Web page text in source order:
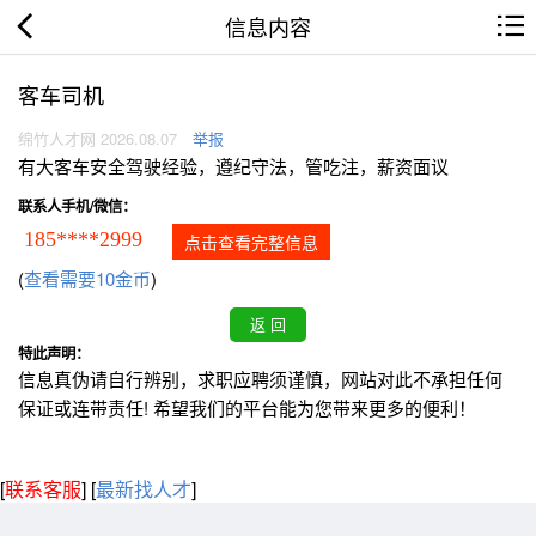
信息内容
客车司机
绵竹人才网 2026.08.07 举报
有大客车安全驾驶经验，遵纪守法，管吃注，薪资面议
联系人手机/微信：
185****2999 点击查看完整信息
(查看需要10金币)
特此声明：
信息真伪请自行辨别，求职应聘须谨慎，网站对此不承担任何
保证或连带责任! 希望我们的平台能为您带来更多的便利！
[联系客服] [最新找人才]